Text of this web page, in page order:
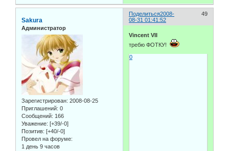
Поделиться 49
2008-
08-31 01:41:52
Sakura
Администратор
Зарегистрирован: 2008-08-25
Приглашений: 0
Сообщений: 166
Уважение: [+39/-0]
Позитив: [+40/-0]
Провел на форуме:
1 день 9 часов
Vincent VII
требю ФОТКУ!
0